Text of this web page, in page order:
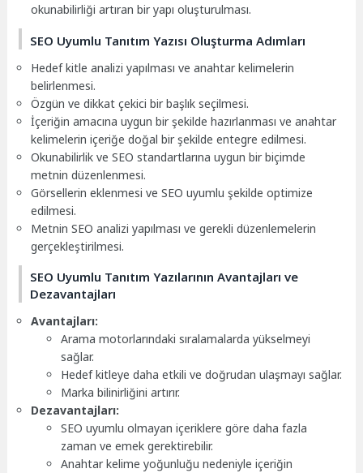
okunabilirliği artıran bir yapı oluşturulması.
SEO Uyumlu Tanıtım Yazısı Oluşturma Adımları
Hedef kitle analizi yapılması ve anahtar kelimelerin
belirlenmesi.
Özgün ve dikkat çekici bir başlık seçilmesi.
İçeriğin amacına uygun bir şekilde hazırlanması ve anahtar
kelimelerin içeriğe doğal bir şekilde entegre edilmesi.
Okunabilirlik ve SEO standartlarına uygun bir biçimde
metnin düzenlenmesi.
Görsellerin eklenmesi ve SEO uyumlu şekilde optimize
edilmesi.
Metnin SEO analizi yapılması ve gerekli düzenlemelerin
gerçekleştirilmesi.
SEO Uyumlu Tanıtım Yazılarının Avantajları ve
Dezavantajları
Avantajları:
Arama motorlarındaki sıralamalarda yükselmeyi
sağlar.
Hedef kitleye daha etkili ve doğrudan ulaşmayı sağlar.
Marka bilinirliğini artırır.
Dezavantajları:
SEO uyumlu olmayan içeriklere göre daha fazla
zaman ve emek gerektirebilir.
Anahtar kelime yoğunluğu nedeniyle içeriğin